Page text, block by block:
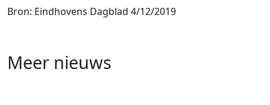
Bron: Eindhovens Dagblad 4/12/2019
Meer nieuws